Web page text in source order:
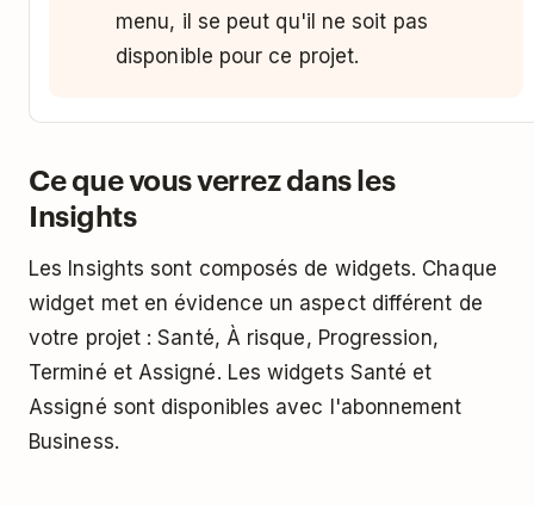
menu, il se peut qu'il ne soit pas
disponible pour ce projet.
Ce que vous verrez dans les
Insights
Les Insights sont composés de widgets. Chaque
widget met en évidence un aspect différent de
votre projet : Santé, À risque, Progression,
Terminé et Assigné. Les widgets Santé et
Assigné sont disponibles avec l'abonnement
Business.